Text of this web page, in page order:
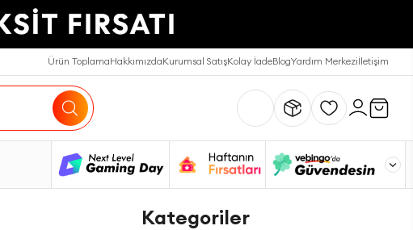
Ürün ToplamaHakkımızdaKurumsal SatışKolay İadeBlogYardım Merkeziİletişim
Kategoriler